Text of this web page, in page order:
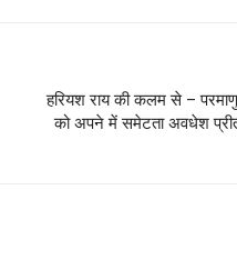
हरियश राय की कलम से –
को अपने में समेटता अवधेश